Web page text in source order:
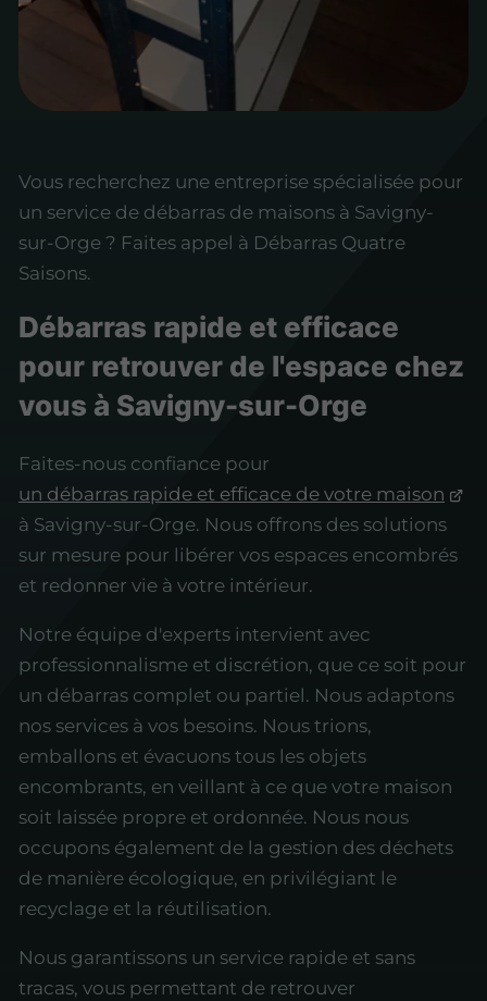
Vous recherchez une entreprise spécialisée pour
un service de débarras de maisons à Savigny-
sur-Orge ? Faites appel à Débarras Quatre
Saisons.
Débarras rapide et efficace
pour retrouver de l'espace chez
vous à Savigny-sur-Orge
Faites-nous confiance pour
un débarras rapide et efficace de votre maison
à Savigny-sur-Orge. Nous offrons des solutions
sur mesure pour libérer vos espaces encombrés
et redonner vie à votre intérieur.
Notre équipe d'experts intervient avec
professionnalisme et discrétion, que ce soit pour
un débarras complet ou partiel. Nous adaptons
nos services à vos besoins. Nous trions,
emballons et évacuons tous les objets
encombrants, en veillant à ce que votre maison
soit laissée propre et ordonnée. Nous nous
occupons également de la gestion des déchets
de manière écologique, en privilégiant le
recyclage et la réutilisation.
Nous garantissons un service rapide et sans
tracas, vous permettant de retrouver